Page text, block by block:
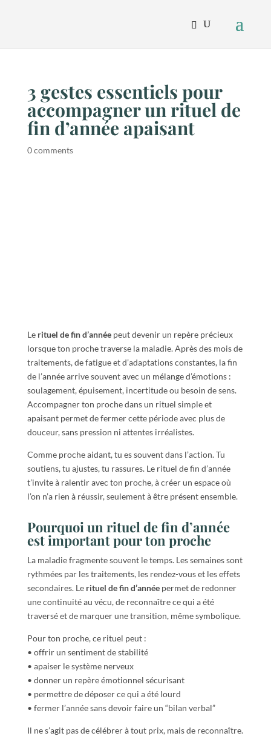
3 gestes essentiels pour
accompagner un rituel de
fin d’année apaisant
0 comments
Le rituel de fin d’annéepeut devenir un repère précieux
lorsque ton proche traverse la maladie. Après des mois de
traitements, de fatigue et d’adaptations constantes, la fin
de l’année arrive souvent avec un mélange d’émotions :
soulagement, épuisement, incertitude ou besoin de sens.
Accompagner ton proche dans un rituel simple et
apaisant permet de fermer cette période avec plus de
douceur, sans pression ni attentes irréalistes.
Comme proche aidant, tu es souvent dans l’action. Tu
soutiens, tu ajustes, tu rassures. Le rituel de fin d’année
t’invite à ralentir avec ton proche, à créer un espace où
l’on n’a rien à réussir, seulement à être présent ensemble.
Pourquoi un rituel de fin d’année
est important pour ton proche
La maladie fragmente souvent le temps. Les semaines sont
rythmées par les traitements, les rendez-vous et les effets
secondaires. Le rituel de fin d’annéepermet de redonner
une continuité au vécu, de reconnaître ce qui a été
traversé et de marquer une transition, même symbolique.
Pour ton proche, ce rituel peut :
• offrir un sentiment de stabilité
• apaiser le système nerveux
• donner un repère émotionnel sécurisant
• permettre de déposer ce qui a été lourd
• fermer l’année sans devoir faire un “bilan verbal”
Il ne s’agit pas de célébrer à tout prix, mais de reconnaître.